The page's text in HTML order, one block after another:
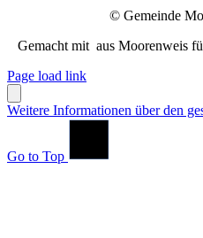
© Gemeinde
Gemacht mit aus Moorenweis
Page load link
Weitere Informationen über den
Go to Top